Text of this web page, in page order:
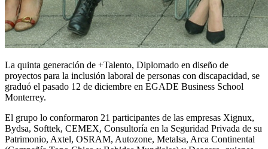
La quinta generación de +Talento, Diplomado en diseño de
proyectos para la inclusión laboral de personas con discapacidad, se
graduó el pasado 12 de diciembre en EGADE Business School
Monterrey.
El grupo lo conformaron 21 participantes de las empresas Xignux,
Bydsa, Softtek, CEMEX, Consultoría en la Seguridad Privada de su
Patrimonio, Axtel, OSRAM, Autozone, Metalsa, Arca Continental